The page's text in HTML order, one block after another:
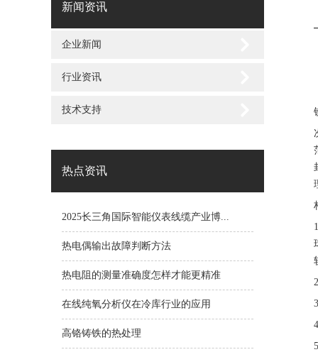
新闻资讯
企业新闻
行业资讯
技术支持
热点资讯
2025长三角国际智能仪表线缆产业博...
热电偶输出故障判断方法
热电阻的测量准确度怎样才能更精准
在线纯氧分析仪在冷库行业的应用
高铬铸铁的热处理